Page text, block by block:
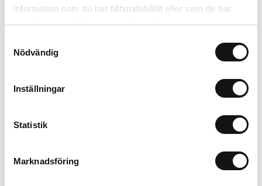
information som du har tillhandahållit eller som de har
samlat in när du har använt deras tjänster.
Nödvändig
Inställningar
Statistik
Marknadsföring
Trygg betalning
Ekologiskt utbud
Beskrivning